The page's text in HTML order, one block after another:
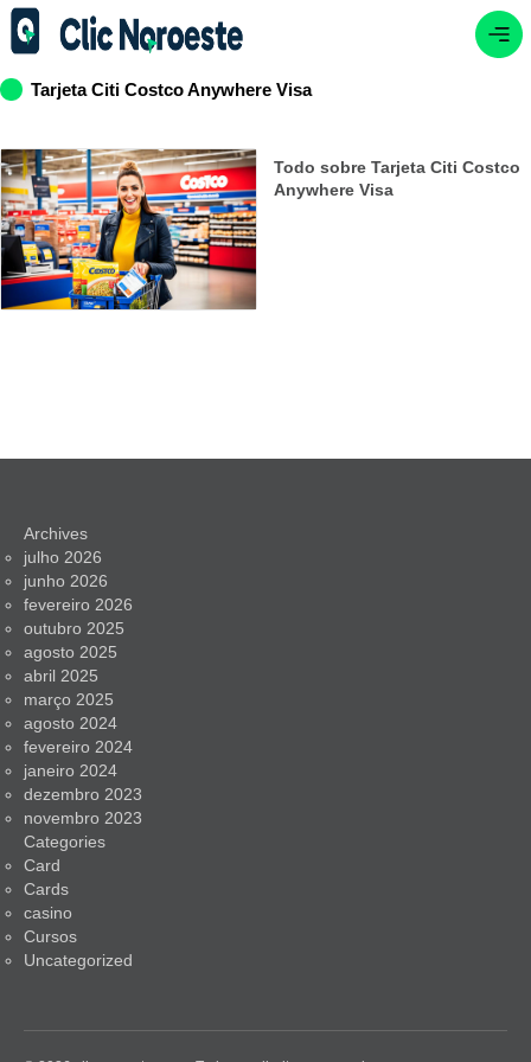
Tarjeta Citi Costco Anywhere Visa
Todo sobre Tarjeta Citi Costco
Anywhere Visa
Archives
julho 2026
junho 2026
fevereiro 2026
outubro 2025
agosto 2025
abril 2025
março 2025
agosto 2024
fevereiro 2024
janeiro 2024
dezembro 2023
novembro 2023
Categories
Card
Cards
casino
Cursos
Uncategorized